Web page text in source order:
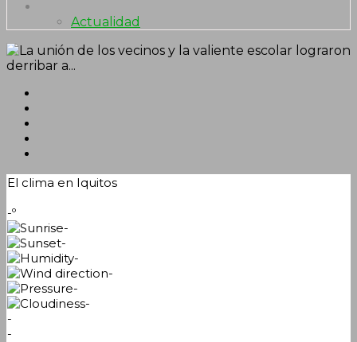
Actualidad
El clima en Iquitos
-º
-
-
-
-
-
-
-
-